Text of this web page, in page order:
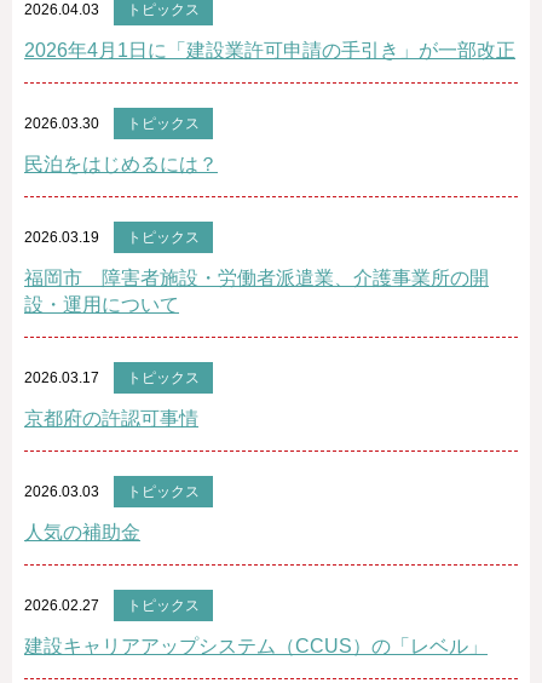
2026.04.03 トピックス
2026年4月1日に「建設業許可申請の手引き」が一部改正
2026.03.30 トピックス
民泊をはじめるには？
2026.03.19 トピックス
福岡市 障害者施設・労働者派遣業、介護事業所の開
設・運用について
2026.03.17 トピックス
京都府の許認可事情
2026.03.03 トピックス
人気の補助金
2026.02.27 トピックス
建設キャリアアップシステム（CCUS）の「レベル」